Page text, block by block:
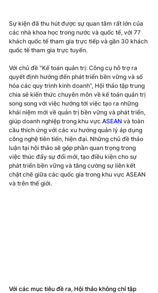
Sự kiện đã thu hút được sự quan tâm rất lớn của
các nhà khoa học trong nước và quốc tế, với 77
khách quốc tế tham gia trực tiếp và gần 30 khách
quốc tế tham gia trực tuyến.
Với chủ đề "Kế toán quản trị: Công cụ hỗ trợ ra
quyết định hướng đến phát triển bền vững và số
hóa các quy trình kinh doanh”, Hội thảo tập trung
chia sẻ kiến thức chuyên môn về kế toán quản trị
song song với việc hướng tới việc tạo ra những
khái niệm mới về quản trị bền vững và phát triển,
giúp doanh nghiệp trong khu vực ASEAN và toàn
cầu thích ứng với các xu hướng quản lý áp dụng
công nghệ tiên tiến, hiện đại. Những chủ đề thảo
luận tại hội thảo sẽ góp phần quan trọng trong
việc thúc đẩy sự đổi mới, tạo điều kiện cho sự
phát triển bền vững và tăng cường sự liên kết
chặt chẽ giữa các quốc gia trong khu vực ASEAN
và trên thế giới.
Với các mục tiêu đề ra, Hội thảo không chỉ tập